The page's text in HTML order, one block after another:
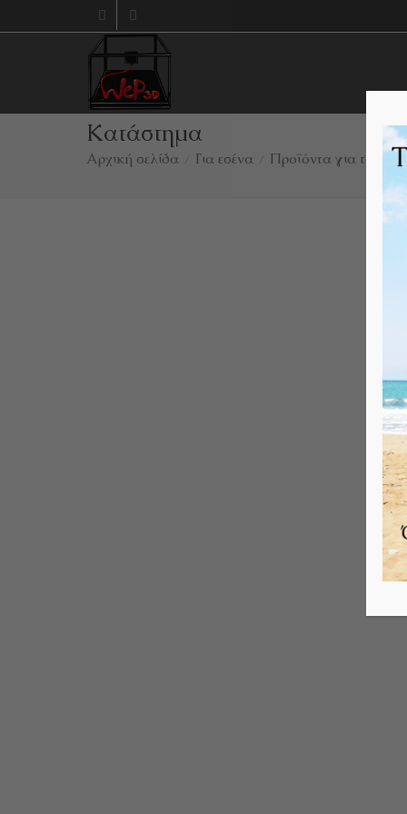
Κατάστημα
Αρχική σελίδα Για εσένα Προϊόντα για τον